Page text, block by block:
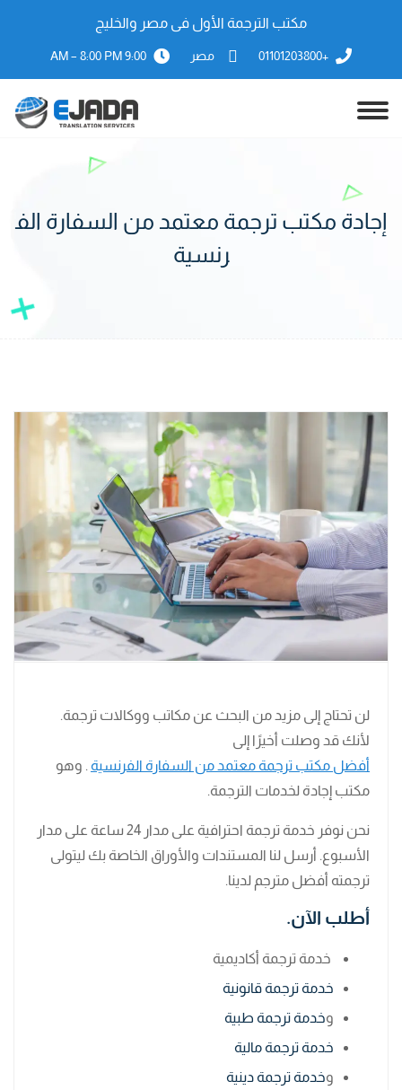
مكتب الترجمة الأول فى مصر والخليج
+01101203800 مصر 9:00 AM – 8:00 PM
إجادة مكتب ترجمة معتمد من السفارة الف
رنسية
لن تحتاج إلى مزيد من البحث عن مكاتب ووكالات ترجمة.
لأنك قد وصلت أخيرًا إلى
أفضل مكتب ترجمة معتمد من السفارة الفرنسية . وهو
مكتب إجادة لخدمات الترجمة.
نحن نوفر خدمة ترجمة احترافية على مدار 24 ساعة على مدار
الأسبوع. أرسل لنا المستندات والأوراق الخاصة بك ليتولى
ترجمته أفضل مترجم لدينا.
أطلب الآن.
خدمة ترجمة أكاديمية
خدمة ترجمة قانونية
وخدمة ترجمة طبية
خدمة ترجمة مالية
وخدمة ترجمة دينية